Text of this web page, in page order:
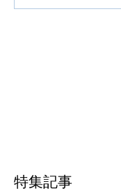
特集記事